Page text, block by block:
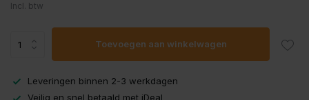
Incl. btw
Toevoegen aan winkelwagen
Leveringen binnen 2-3 werkdagen
Veilig en snel betaald met iDeal